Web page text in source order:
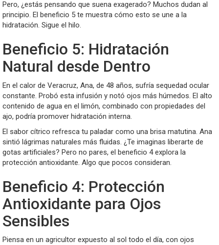
Pero, ¿estás pensando que suena exagerado? Muchos dudan al
principio. El beneficio 5 te muestra cómo esto se une a la
hidratación. Sigue el hilo.
Beneficio 5: Hidratación
Natural desde Dentro
En el calor de Veracruz, Ana, de 48 años, sufría sequedad ocular
constante. Probó esta infusión y notó ojos más húmedos. El alto
contenido de agua en el limón, combinado con propiedades del
ajo, podría promover hidratación interna.
El sabor cítrico refresca tu paladar como una brisa matutina. Ana
sintió lágrimas naturales más fluidas. ¿Te imaginas liberarte de
gotas artificiales? Pero no pares, el beneficio 4 explora la
protección antioxidante. Algo que pocos consideran.
Beneficio 4: Protección
Antioxidante para Ojos
Sensibles
Piensa en un agricultor expuesto al sol todo el día, con ojos